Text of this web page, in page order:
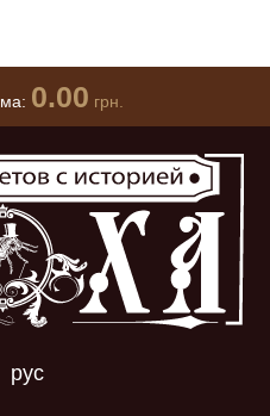
0.00 грн.
рус